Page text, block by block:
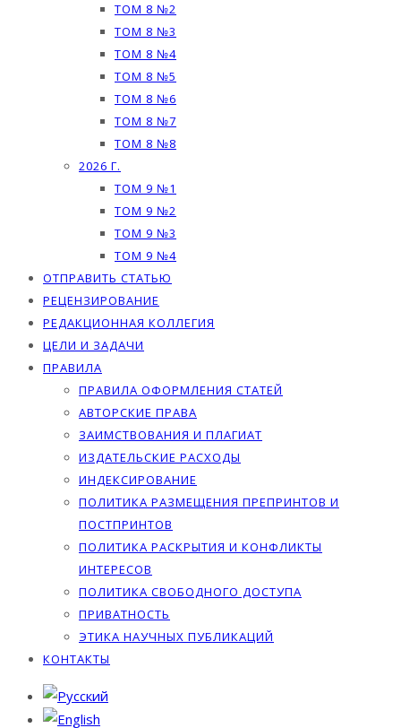
ТОМ 8 №2
ТОМ 8 №3
ТОМ 8 №4
ТОМ 8 №5
ТОМ 8 №6
ТОМ 8 №7
ТОМ 8 №8
2026 Г.
ТОМ 9 №1
ТОМ 9 №2
ТОМ 9 №3
ТОМ 9 №4
ОТПРАВИТЬ СТАТЬЮ
РЕЦЕНЗИРОВАНИЕ
РЕДАКЦИОННАЯ КОЛЛЕГИЯ
ЦЕЛИ И ЗАДАЧИ
ПРАВИЛА
ПРАВИЛА ОФОРМЛЕНИЯ СТАТЕЙ
АВТОРСКИЕ ПРАВА
ЗАИМСТВОВАНИЯ И ПЛАГИАТ
ИЗДАТЕЛЬСКИЕ РАСХОДЫ
ИНДЕКСИРОВАНИЕ
ПОЛИТИКА РАЗМЕЩЕНИЯ ПРЕПРИНТОВ И
ПОСТПРИНТОВ
ПОЛИТИКА РАСКРЫТИЯ И КОНФЛИКТЫ
ИНТЕРЕСОВ
ПОЛИТИКА СВОБОДНОГО ДОСТУПА
ПРИВАТНОСТЬ
ЭТИКА НАУЧНЫХ ПУБЛИКАЦИЙ
КОНТАКТЫ